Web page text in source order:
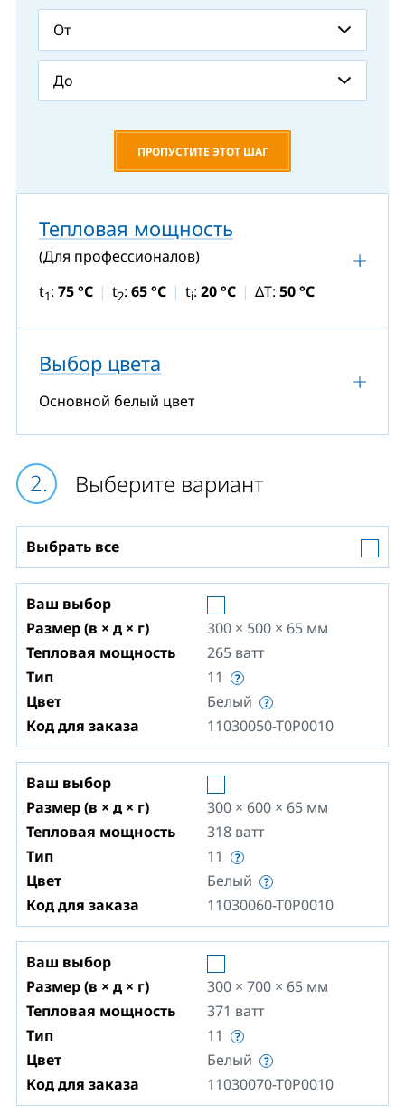
ПРОПУСТИТЕ ЭТОТ ШАГ
Тепловая мощность
(Для профессионалов)
t1: 75 °C t2: 65 °C ti: 20 °C ΔT: 50 °C
Выбор цвета
Основной белый цвет
Выберите вариант
Выбрать все
Ваш выбор
Размер (в × д × г)
300 × 500 × 65 мм
Тепловая мощность
265 ватт
Тип
11
Цвет
Белый
Код для заказа
11030050-T0P0010
Ваш выбор
Размер (в × д × г)
300 × 600 × 65 мм
Тепловая мощность
318 ватт
Тип
11
Цвет
Белый
Код для заказа
11030060-T0P0010
Ваш выбор
Размер (в × д × г)
300 × 700 × 65 мм
Тепловая мощность
371 ватт
Тип
11
Цвет
Белый
Код для заказа
11030070-T0P0010